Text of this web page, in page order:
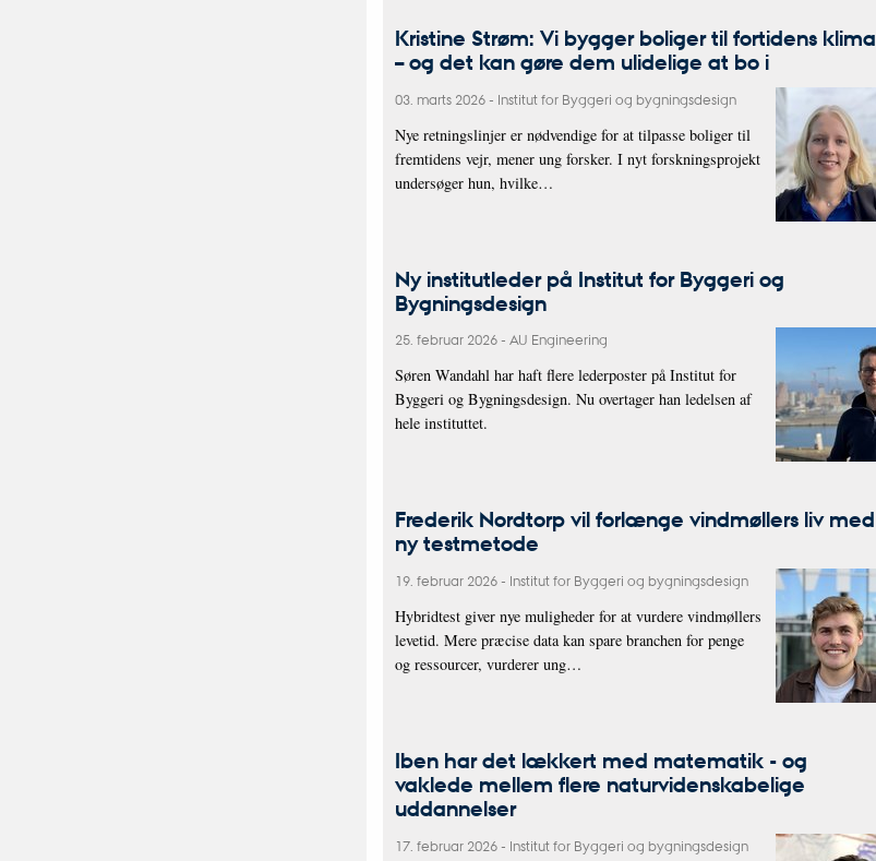
Kristine Strøm: Vi bygger boliger til fortidens klima
– og det kan gøre dem ulidelige at bo i
03. marts 2026- Institut for Byggeri og bygningsdesign
Nye retningslinjer er nødvendige for at tilpasse boliger til
fremtidens vejr, mener ung forsker. I nyt forskningsprojekt
undersøger hun, hvilke…
Ny institutleder på Institut for Byggeri og
Bygningsdesign
25. februar 2026- AU Engineering
Søren Wandahl har haft flere lederposter på Institut for
Byggeri og Bygningsdesign. Nu overtager han ledelsen af
hele instituttet.
Frederik Nordtorp vil forlænge vindmøllers liv med
ny testmetode
19. februar 2026- Institut for Byggeri og bygningsdesign
Hybridtest giver nye muligheder for at vurdere vindmøllers
levetid. Mere præcise data kan spare branchen for penge
og ressourcer, vurderer ung…
Iben har det lækkert med matematik - og
vaklede mellem flere naturvidenskabelige
uddannelser
17. februar 2026- Institut for Byggeri og bygningsdesign